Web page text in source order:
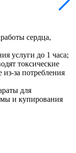
сердца,
услуги до 1 часа;
токсические
за потребления
для
и купирования